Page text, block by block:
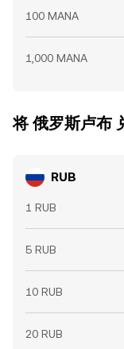
100 MANA
1,000 MANA
将 俄罗斯卢布
RUB
1 RUB
5 RUB
10 RUB
20 RUB